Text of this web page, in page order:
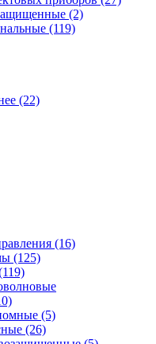
(2)
(119)
(22)
(16)
(125)
(5)
(26)